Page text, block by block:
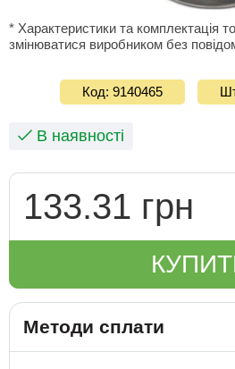
* Характеристики та комплектація
змінюватися виробником без
Код: 9140465
В наявності
133.31 грн
Методи сплати